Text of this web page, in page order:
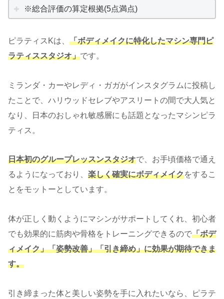
※総合評価の算定根拠(5点満点)
ピラティスKは、 「ボディメイクに特化したマシン専門ピ
ラティススタジオ」です。
ミランダ・カーやレディ・ガガがインスタグラムに投稿し
たことで、ハリウッドセレブやアスリートの間で大人気と
なり、日本のおしゃれ敏感層にも話題となったマシンピラ
ティス。
日本初のグループレッスンスタジオで、お手頃価格で通え
るようになっており、 楽しく確実にボディメイクをするこ
とをモットーとしています。
体が正しく動くようにマシンがサポートしてくれ、初心者
でも効果的に筋肉や骨格をトレーニングできるので「ボデ
ィメイク」「姿勢改善」「引き締め」に効果が期待できま
す。
引き締まった体と美しい姿勢を手に入れたいなら、ピラテ